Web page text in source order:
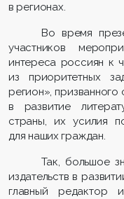
в регионах.
Во время
участников
интереса россиян к
из приоритетных
регион»,
в развитие
страны, их усилия
для наших граждан.
Так, большое
издательств в
главный редактор